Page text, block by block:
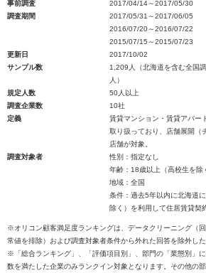
事前調査
2017/04/14～2017/05/30
調査期間
2017/05/31～2017/06/05
2016/07/20～2016/07/22
2015/07/15～2015/07/23
更新日
2017/10/02
サンプル数
1,209人（北海道を含む全国
人）
規定人数
50人以上
調査企業数
10社
定義
賃貸マンション・賃貸アパー
取り扱っており、店舗展開（
店舗が対象。
調査対象者
性別：指定なし
年齢：18歳以上（高校生を除
地域：全国
条件：過去5年以内に北海道
除く）を利用して住居賃貸契
※オリコン顧客満足度ランキングは、データクリーニング（
常値を排除）および調査対象者条件から外れた回答を除外した
※「総合ランキング」、「評価項目別」、部門の「業態別」
数を満たした企業のみランクイン対象となります。その他の